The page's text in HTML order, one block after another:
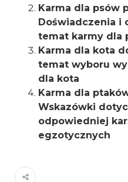
Karma dla psów
Doświadczenia i
temat karmy dla
Karma dla kota
temat wyboru
dla kota
Karma dla
Wskazówki
odpowiedniej
egzotycznych